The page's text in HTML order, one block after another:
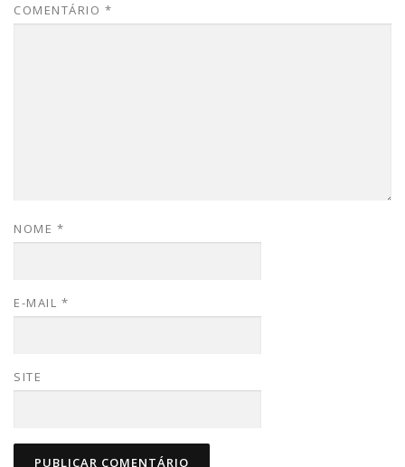
COMENTÁRIO *
NOME *
E-MAIL *
SITE